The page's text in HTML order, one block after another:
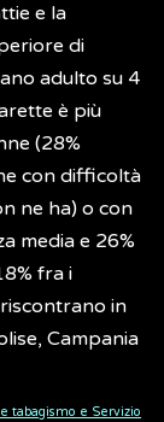
e la
di
adulto su 4
è più
(28%
con difficoltà
ne ha) o con
media e 26%
fra i
in
Campania
tabagismo e Servizio